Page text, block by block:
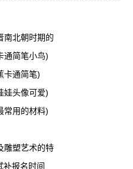
南北朝时期的
通简笔小鸟)
卡通简笔)
娃头像可爱)
常用的材料)
雕塑艺术的特
补报名时间